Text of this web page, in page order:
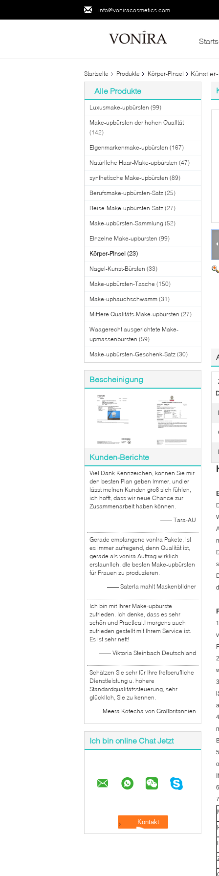
info@voniracosmetics.com
Startseite Produkte Körper-Pinsel
Alle Produkte
Luxusmake-upbürsten (99)
Make-upbürsten der hohen Qualität
(142)
Eigenmarkenmake-upbürsten (167)
Natürliche Haar-Make-upbürsten (47)
synthetische Make-upbürsten (89)
Berufsmake-upbürsten-Satz (25)
Reise-Make-upbürsten-Satz (27)
Make-upbürsten-Sammlung (52)
Einzelne Make-upbürsten (99)
Körper-Pinsel (23)
Nagel-Kunst-Bürsten (33)
Make-upbürsten-Tasche (150)
Make-uphauchschwamm (31)
Mittlere Qualitäts-Make-upbürsten (27)
Waagerecht ausgerichtete Make-
upmassenbürsten (59)
Make-upbürsten-Geschenk-Satz (30)
Bescheinigung
Kunden-Berichte
Viel Dank Kennzeichen, können Sie mir
den besten Plan geben immer, und er
lässt meinen Kunden groß sich fühlen,
ich hofft, dass wir neue Chance zur
Zusammenarbeit haben können.
—— Tara-AU
Gerade empfangene vonira Pakete, ist
es immer aufregend, denn Qualität ist,
gerade als vonira Auftrag wirklich
erstaunlich, die besten Make-upbürsten
für Frauen zu produzieren.
—— Sateria mahlt Maskenbildner
Ich bin mit Ihrer Make-upbürste
zufrieden. Ich denke, dass es sehr
schön und Practical.I morgens auch
zufrieden gestellt mit Ihrem Service ist.
Es ist sehr nett!
—— Viktoria Steinbach Deutschland
Schätzen Sie sehr für Ihre freiberufliche
Dienstleistung u. höhere
Standardqualitätssteuerung, sehr
glücklich, Sie zu kennen.
—— Meera Kotecha von Großbritannien
Ich bin online Chat Jetzt